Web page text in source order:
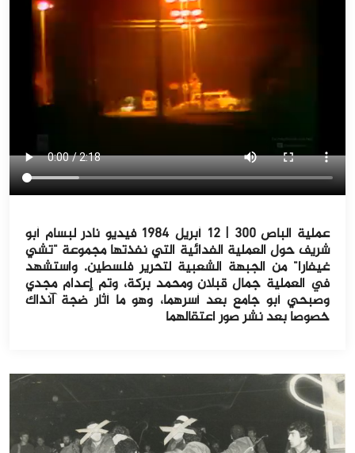
عملية الباص ٣٠٠ | ١٢ أبريل ١٩٨٤ فيديو نادر لبسام أبو
شريف حول العملية الفدائية التي نفذتها مجموعة "تشي
غيفارا" من الجبهة الشعبية لتحرير فلسطين. واستشهد
في العملية جمال قبلان ومحمد بركة، وتم إعدام مجدي
وصبحي أبو جامع بعد أسرهما، وهو ما أثار ضجة آنذاك
خصوصا بعد نشر صور اعتقالهما